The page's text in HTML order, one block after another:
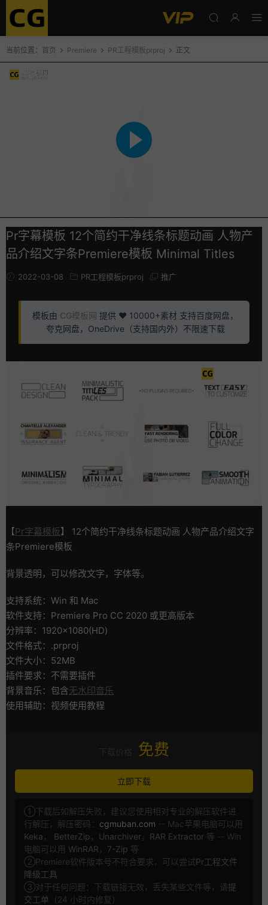
当前位置： 首页 Premiere PR工程模板prproj 正文
Pr字幕模板 12个简约干净线条标题动画 人物产
品介绍文字条Premiere模板 Minimal Titles
2022-03-08 PR工程模板prproj 推广
模板由 CG模板网 提供 ❤️ 10000+素材 支持百度网盘，
夸克网盘，OneDrive（支持国内外）不限速下载
【Pr字幕模板】 12个简约干净线条标题动画 人物产品介绍文字
条Premiere模板
背景透明，可以修改文字，字体等。
支持系统：Win 和 Mac
软件支持：Premiere Pro CC 2020 或更高版本
分辨率：1920×1080(HD)
文件格式：.prproj
文件大小：52MB
插件要求：不需要插件
背景音乐：包含无水印音乐
使用辅助：视频使用教程
免费
立即下载
①下载后如解压失败，建议您使用相对专业的解压软件进
行解压，解压密码： cgmuban.com -- Mac苹果电脑可以用
Keka ， BetterZip ， Unarchiver， RAR Extractor 等 -- Win
电脑可以用 WinRAR ， 7-Zip 等
②Premiere软件版本号不符合要求，可以尝试Pr工程文件
降级工具
③对于任何问题：下载链接无效，丢失某些文件等，请提
交工单 （24 小时内修复）